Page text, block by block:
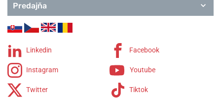
Predajňa
Linkedin Facebook
Instagram Youtube
Twitter Tiktok